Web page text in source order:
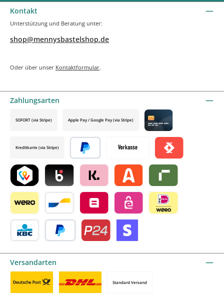
Kontakt
Unterstützung und Beratung unter:
shop@mennysbastelshop.de
Oder über unser Kontaktformular.
Zahlungsarten
Vorkasse Satispay by mollie
TWINT by mollieBlik by mollieKlarna by mollieAlma by mollieRiverty by mollie
Wero Bancontact by mollie
Belfius by mollieeps by mollie
SOFORT (via Stripe) Apple Pay / Google Pay (via Stripe)
Credit card by mollie
Kreditkarte (via Stripe)
Später bezahlen
Versandarten
Standard Versand